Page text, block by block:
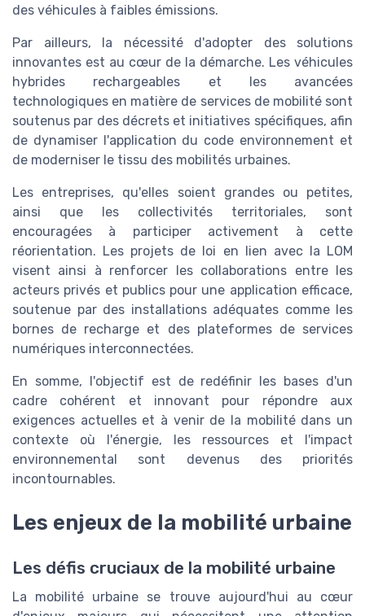
des véhicules à faibles émissions.
Par ailleurs, la nécessité d'adopter des solutions
innovantes est au cœur de la démarche. Les véhicules
hybrides rechargeables et les avancées
technologiques en matière de services de mobilité sont
soutenus par des décrets et initiatives spécifiques, afin
de dynamiser l'application du code environnement et
de moderniser le tissu des mobilités urbaines.
Les entreprises, qu'elles soient grandes ou petites,
ainsi que les collectivités territoriales, sont
encouragées à participer activement à cette
réorientation. Les projets de loi en lien avec la LOM
visent ainsi à renforcer les collaborations entre les
acteurs privés et publics pour une application efficace,
soutenue par des installations adéquates comme les
bornes de recharge et des plateformes de services
numériques interconnectées.
En somme, l'objectif est de redéfinir les bases d'un
cadre cohérent et innovant pour répondre aux
exigences actuelles et à venir de la mobilité dans un
contexte où l'énergie, les ressources et l'impact
environnemental sont devenus des priorités
incontournables.
Les enjeux de la mobilité urbaine
Les défis cruciaux de la mobilité urbaine
La mobilité urbaine se trouve aujourd'hui au cœur